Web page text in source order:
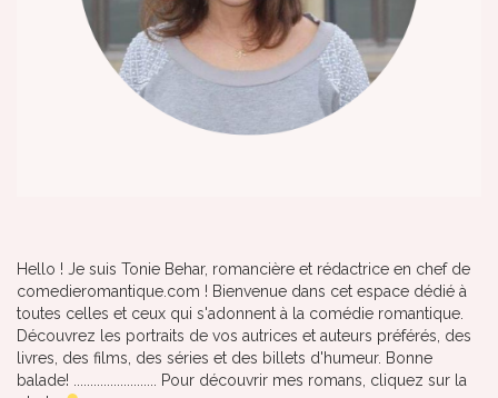
Hello ! Je suis Tonie Behar, romancière et rédactrice en chef de
comedieromantique.com ! Bienvenue dans cet espace dédié à
toutes celles et ceux qui s'adonnent à la comédie romantique.
Découvrez les portraits de vos autrices et auteurs préférés, des
livres, des films, des séries et des billets d'humeur. Bonne
balade! ......................... Pour découvrir mes romans, cliquez sur la